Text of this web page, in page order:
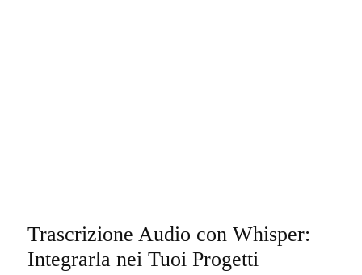
Trascrizione Audio con Whisper:
Integrarla nei Tuoi Progetti